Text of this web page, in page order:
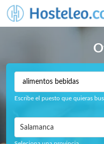
Escribe el puesto que quieras
Salamanca